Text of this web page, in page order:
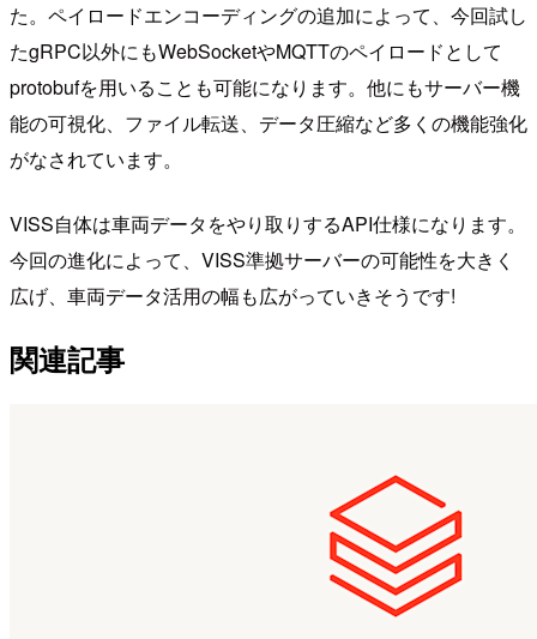
た。ペイロードエンコーディングの追加によって、今回試し
たgRPC以外にもWebSocketやMQTTのペイロードとして
protobufを用いることも可能になります。他にもサーバー機
能の可視化、ファイル転送、データ圧縮など多くの機能強化
がなされています。
VISS自体は車両データをやり取りするAPI仕様になります。
今回の進化によって、VISS準拠サーバーの可能性を大きく
広げ、車両データ活用の幅も広がっていきそうです!
関連記事